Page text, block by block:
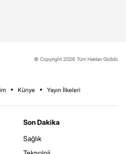
© Copyright 2026 Tüm Hakları Gizlidir.
Künye Yayın İlkeleri
Son Dakika
Sağlık